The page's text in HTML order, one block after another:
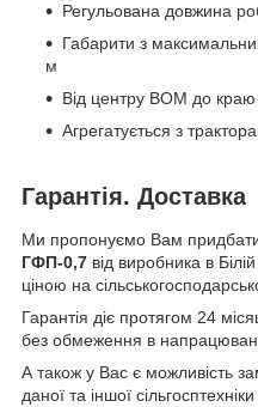
Регульована довжина
Габарити з
м
Від центру ВОМ до краю
Агрегатується з
Гарантія. Доставка
Ми пропонуємо Вам
ГФП-0,7 від виробника в
ціною на
Гарантія діє протягом 24
без обмеження в
А також у Вас є можливість
даної та іншої